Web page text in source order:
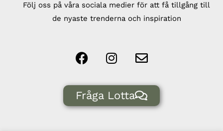
Följ oss på våra sociala medier för att få tillgång till
de nyaste trenderna och inspiration
Fråga Lotta